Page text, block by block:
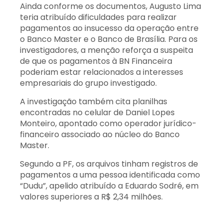
Ainda conforme os documentos, Augusto Lima
teria atribuído dificuldades para realizar
pagamentos ao insucesso da operação entre
o Banco Master e o Banco de Brasília. Para os
investigadores, a menção reforça a suspeita
de que os pagamentos à BN Financeira
poderiam estar relacionados a interesses
empresariais do grupo investigado.
A investigação também cita planilhas
encontradas no celular de Daniel Lopes
Monteiro, apontado como operador jurídico-
financeiro associado ao núcleo do Banco
Master.
Segundo a PF, os arquivos tinham registros de
pagamentos a uma pessoa identificada como
“Dudu”, apelido atribuído a Eduardo Sodré, em
valores superiores a R$ 2,34 milhões.